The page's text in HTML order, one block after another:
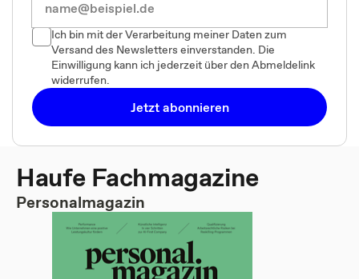
Ich bin mit der Verarbeitung meiner Daten zum
Versand des Newsletters einverstanden. Die
Einwilligung kann ich jederzeit über den Abmeldelink
widerrufen.
Jetzt abonnieren
Haufe Fachmagazine
Personalmagazin